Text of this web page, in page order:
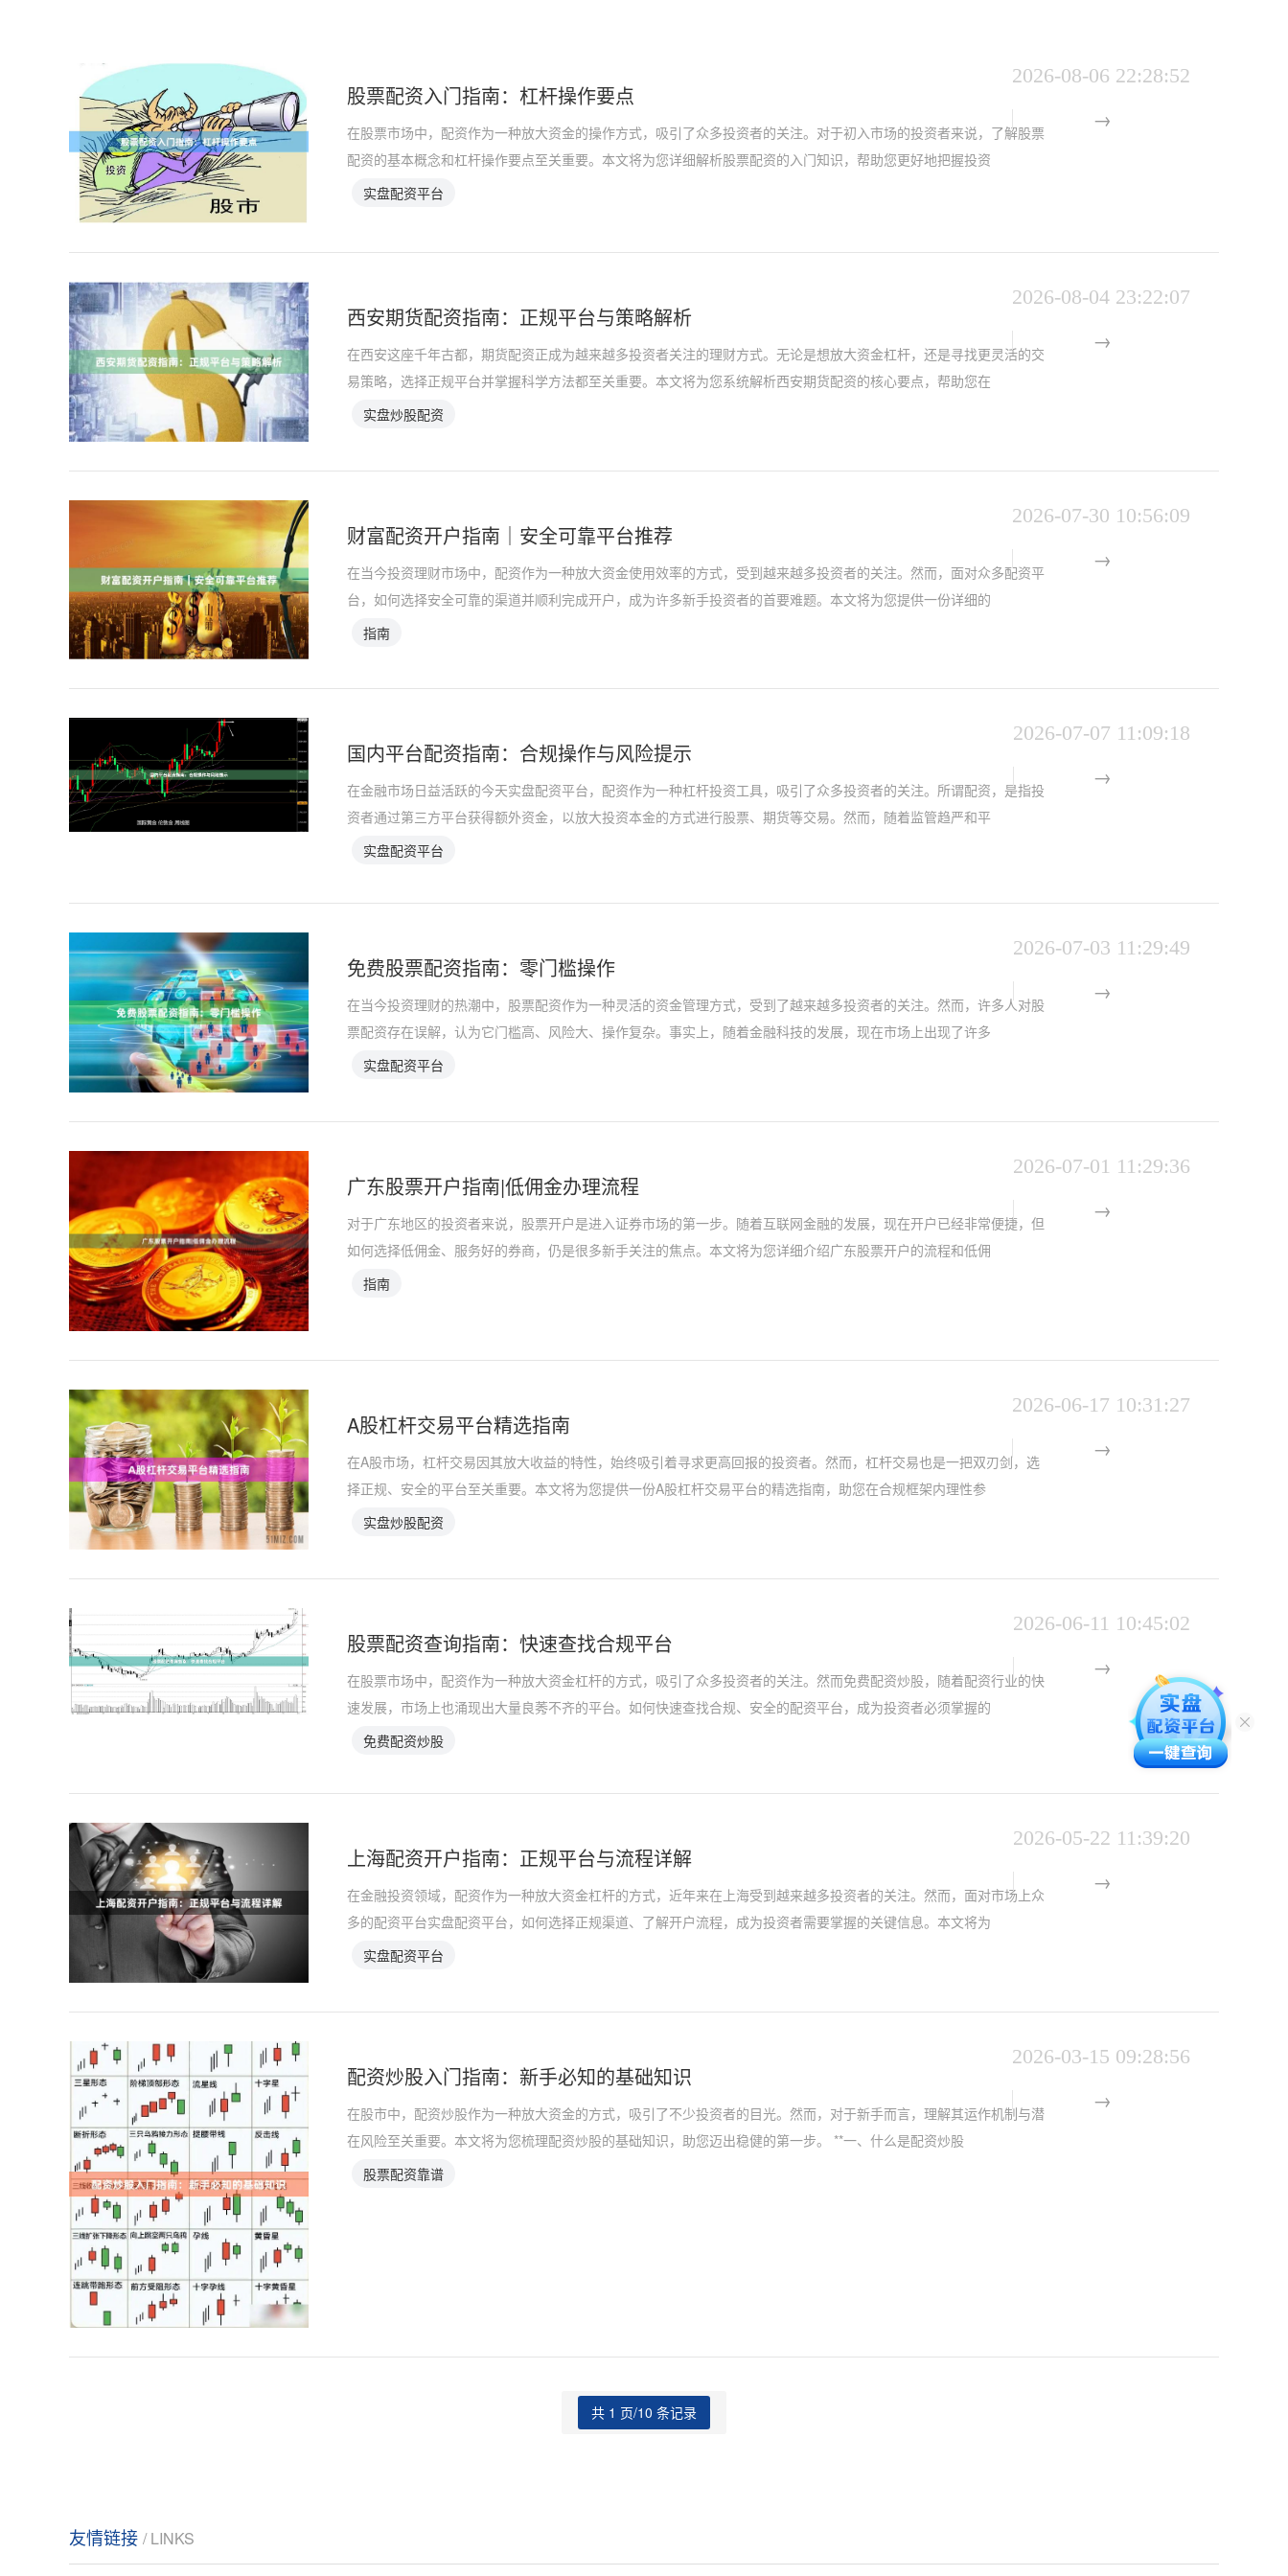
股票配资入门指南：杠杆操作要点
2026-08-06 22:28:52
在股票市场中，配资作为一种放大资金的操作方式，吸引了众多投资者的关注。对于初入市场的投资者来说，了解股票
配资的基本概念和杠杆操作要点至关重要。本文将为您详细解析股票配资的入门知识，帮助您更好地把握投资
实盘配资平台
西安期货配资指南：正规平台与策略解析
2026-08-04 23:22:07
在西安这座千年古都，期货配资正成为越来越多投资者关注的理财方式。无论是想放大资金杠杆，还是寻找更灵活的交
易策略，选择正规平台并掌握科学方法都至关重要。本文将为您系统解析西安期货配资的核心要点，帮助您在
实盘炒股配资
财富配资开户指南｜安全可靠平台推荐
2026-07-30 10:56:09
在当今投资理财市场中，配资作为一种放大资金使用效率的方式，受到越来越多投资者的关注。然而，面对众多配资平
台，如何选择安全可靠的渠道并顺利完成开户，成为许多新手投资者的首要难题。本文将为您提供一份详细的
指南
国内平台配资指南：合规操作与风险提示
2026-07-07 11:09:18
在金融市场日益活跃的今天实盘配资平台，配资作为一种杠杆投资工具，吸引了众多投资者的关注。所谓配资，是指投
资者通过第三方平台获得额外资金，以放大投资本金的方式进行股票、期货等交易。然而，随着监管趋严和平
实盘配资平台
免费股票配资指南：零门槛操作
2026-07-03 11:29:49
在当今投资理财的热潮中，股票配资作为一种灵活的资金管理方式，受到了越来越多投资者的关注。然而，许多人对股
票配资存在误解，认为它门槛高、风险大、操作复杂。事实上，随着金融科技的发展，现在市场上出现了许多
实盘配资平台
广东股票开户指南|低佣金办理流程
2026-07-01 11:29:36
对于广东地区的投资者来说，股票开户是进入证券市场的第一步。随着互联网金融的发展，现在开户已经非常便捷，但
如何选择低佣金、服务好的券商，仍是很多新手关注的焦点。本文将为您详细介绍广东股票开户的流程和低佣
指南
A股杠杆交易平台精选指南
2026-06-17 10:31:27
在A股市场，杠杆交易因其放大收益的特性，始终吸引着寻求更高回报的投资者。然而，杠杆交易也是一把双刃剑，选
择正规、安全的平台至关重要。本文将为您提供一份A股杠杆交易平台的精选指南，助您在合规框架内理性参
实盘炒股配资
股票配资查询指南：快速查找合规平台
2026-06-11 10:45:02
在股票市场中，配资作为一种放大资金杠杆的方式，吸引了众多投资者的关注。然而免费配资炒股，随着配资行业的快
速发展，市场上也涌现出大量良莠不齐的平台。如何快速查找合规、安全的配资平台，成为投资者必须掌握的
免费配资炒股
上海配资开户指南：正规平台与流程详解
2026-05-22 11:39:20
在金融投资领域，配资作为一种放大资金杠杆的方式，近年来在上海受到越来越多投资者的关注。然而，面对市场上众
多的配资平台实盘配资平台，如何选择正规渠道、了解开户流程，成为投资者需要掌握的关键信息。本文将为
实盘配资平台
配资炒股入门指南：新手必知的基础知识
2026-03-15 09:28:56
在股市中，配资炒股作为一种放大资金的方式，吸引了不少投资者的目光。然而，对于新手而言，理解其运作机制与潜
在风险至关重要。本文将为您梳理配资炒股的基础知识，助您迈出稳健的第一步。 **一、什么是配资炒股
股票配资靠谱
共 1 页/10 条记录
友情链接 / LINKS